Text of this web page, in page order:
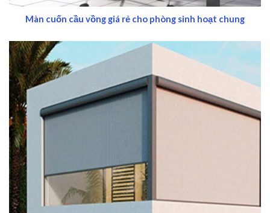
Màn cuốn cầu vồng giá rẻ cho phòng sinh hoạt chung